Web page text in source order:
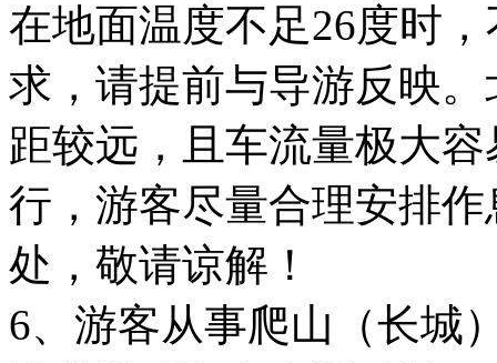
在地面温度不足26度时
求，请提前与导游反映
距较远，且车流量极大
行，游客尽量合理安排
处，敬请谅解！
6、游客从事爬山（长城